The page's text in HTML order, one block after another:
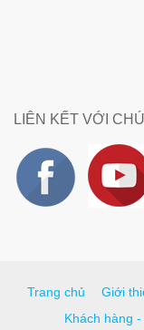
LIÊN KẾT VỚI
Trang chủ Giới
Khách hàng